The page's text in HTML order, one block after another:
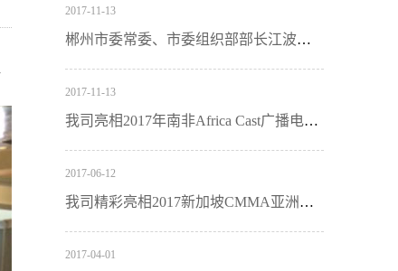
2017-11-13
郴州市委常委、市委组织部部长江波来我司调研：加强基层党组织建设
2017-11-13
我司亮相2017年南非Africa Cast广播电视展
2017-06-12
我司精彩亮相2017新加坡CMMA亚洲国际通信与信息技术展
2017-04-01